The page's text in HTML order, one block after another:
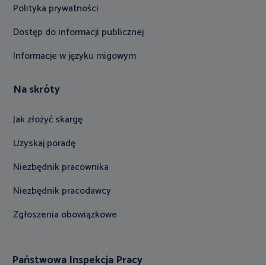
Polityka prywatności
Dostęp do informacji publicznej
Informacje w języku migowym
Na skróty
Jak złożyć skargę
Uzyskaj poradę
Niezbędnik pracownika
Niezbędnik pracodawcy
Zgłoszenia obowiązkowe
Państwowa Inspekcja Pracy